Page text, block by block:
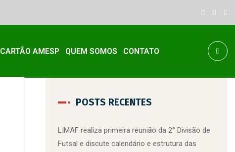
CARTÃO AMESP QUEM SOMOS CONTATO
POSTS RECENTES
LIMAF realiza primeira reunião da 2° Divisão de
Futsal e discute calendário e estrutura das